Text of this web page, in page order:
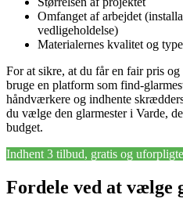
Omfanget af arbejdet
vedligeholdelse)
Materialernes kvalitet og type
For at sikre, at du får en fair pris
bruge en platform som find-
håndværkere og indhente
du vælge den glarmester i Varde,
budget.
Indhent 3 tilbud, gratis og
Fordele ved at vælge